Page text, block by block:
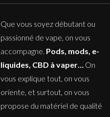
Que vous soyez débutant ou
passionné de vape, on vous
accompagne. Pods, mods, e-
liquides, CBD à vaper…
On
vous explique tout, on vous
oriente, et surtout, on vous
propose du matériel de qualité